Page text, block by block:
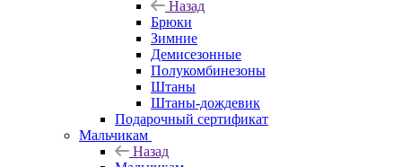
Назад
Брюки
Зимние
Демисезонные
Полукомбинезоны
Штаны
Штаны-дождевик
Подарочный сертификат
Мальчикам
Назад